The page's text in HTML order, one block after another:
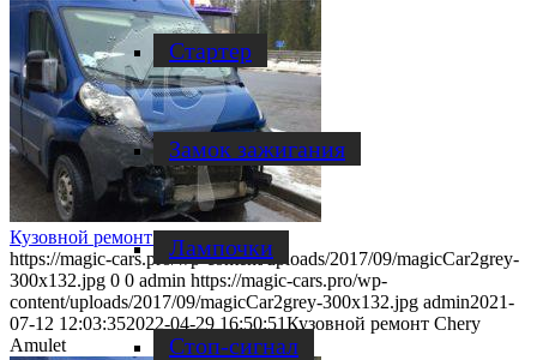
Стартер
Замок зажигания
Лампочки
Стоп-сигнал
Кузовной ремонт Chery Amulet
https://magic-cars.pro/wp-content/uploads/2017/09/magicCar2grey-
300x132.jpg 0 0 admin https://magic-cars.pro/wp-
content/uploads/2017/09/magicCar2grey-300x132.jpg admin2021-
07-12 12:03:352022-04-29 16:50:51Кузовной ремонт Chery
Amulet